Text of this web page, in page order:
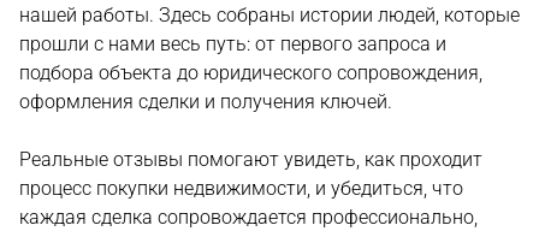
нашей работы. Здесь собраны истории людей, которые
прошли с нами весь путь: от первого запроса и
подбора объекта до юридического сопровождения,
оформления сделки и получения ключей.
Реальные отзывы помогают увидеть, как проходит
процесс покупки недвижимости, и убедиться, что
каждая сделка сопровождается профессионально,